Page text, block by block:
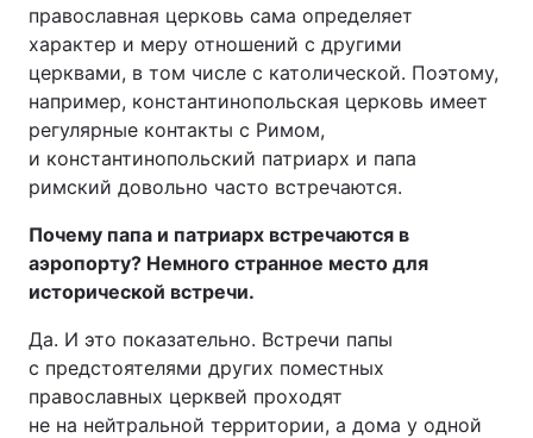
Спорт Наука
Техно і зв'язок Лайт
Зброя Інциденти
Здоров'я Туризм
Цікавинки Погода
Відео з Youtube
Інтерв'ю Думки
православная церковь сама определяет
характер и меру отношений с другими
церквами, в том числе с католической. Поэтому,
например, константинопольская церковь имеет
регулярные контакты с Римом,
и константинопольский патриарх и папа
римский довольно часто встречаются.
Почему папа и патриарх встречаются в
аэропорту? Немного странное место для
исторической встречи.
Да. И это показательно. Встречи папы
с предстоятелями других поместных
православных церквей проходят
не на нейтральной территории, а дома у одной